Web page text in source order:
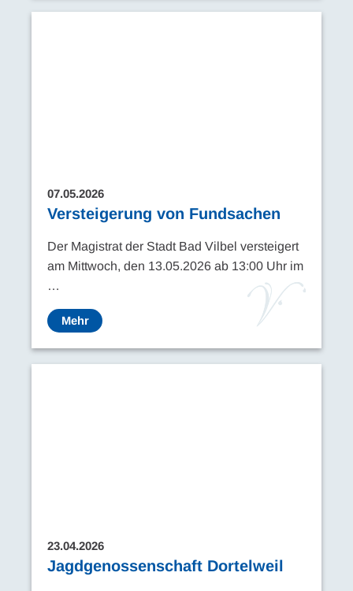
07.05.2026
Versteigerung von Fundsachen
Der Magistrat der Stadt Bad Vilbel versteigert
am Mittwoch, den 13.05.2026 ab 13:00 Uhr im
…
Mehr
23.04.2026
Jagdgenossenschaft Dortelweil